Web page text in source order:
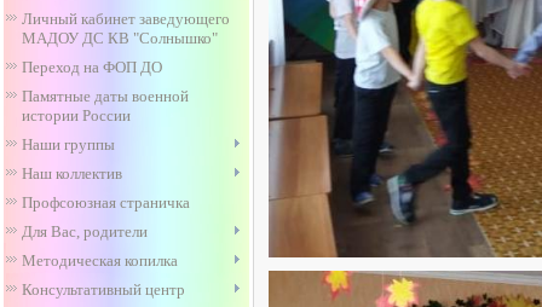
Личный кабинет заведующего
МАДОУ ДС КВ "Солнышко"
Переход на ФОП ДО
Памятные даты военной
истории России
Наши группы
Наш коллектив
Профсоюзная страничка
Для Вас, родители
Методическая копилка
Консультативный центр